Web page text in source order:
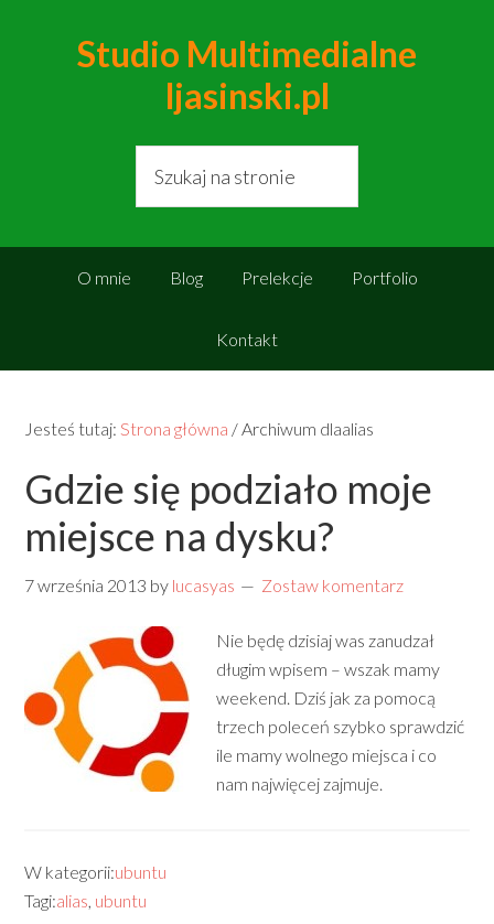
Studio Multimedialne
ljasinski.pl
O mnie Blog Prelekcje Portfolio
Kontakt
Jesteś tutaj:Strona główna /Archiwum dlaalias
Gdzie się podziało moje
miejsce na dysku?
7 września 2013 by lucasyas Zostaw komentarz
Nie będę dzisiaj was zanudzał
długim wpisem – wszak mamy
weekend. Dziś jak za pomocą
trzech poleceń szybko sprawdzić
ile mamy wolnego miejsca i co
nam najwięcej zajmuje.
W kategorii:ubuntu
Tagi:alias, ubuntu